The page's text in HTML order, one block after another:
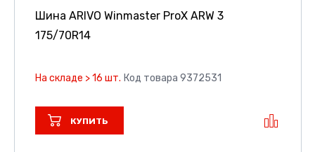
Шина ARIVO Winmaster ProX ARW 3
175/70R14
На складе > 16 шт. Код товара 9372531
КУПИТЬ